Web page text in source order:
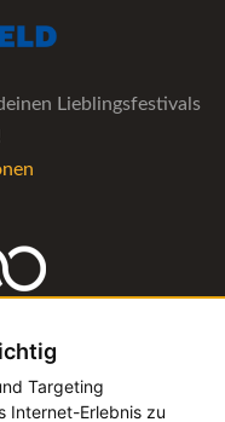
Targeting
Internet-Erlebnis zu
Lieblingsfestivals
Künstler- und